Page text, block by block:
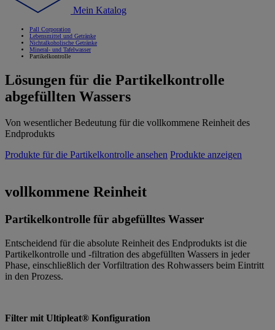
Mein Katalog
Pall Corporation
Lebensmittel und Getränke
Nichtalkoholische Getränke
Mineral- und Tafelwasser
Partikelkontrolle
Lösungen für die Partikelkontrolle
abgefüllten Wassers
Von wesentlicher Bedeutung für die vollkommene Reinheit des
Endprodukts
Produkte für die Partikelkontrolle ansehen Produkte anzeigen
vollkommene Reinheit
Partikelkontrolle für abgefülltes Wasser
Entscheidend für die absolute Reinheit des Endprodukts ist die
Partikelkontrolle und -filtration des abgefüllten Wassers in jeder
Phase, einschließlich der Vorfiltration des Rohwassers beim Eintritt
in den Prozess.
Filter mit Ultipleat® Konfiguration